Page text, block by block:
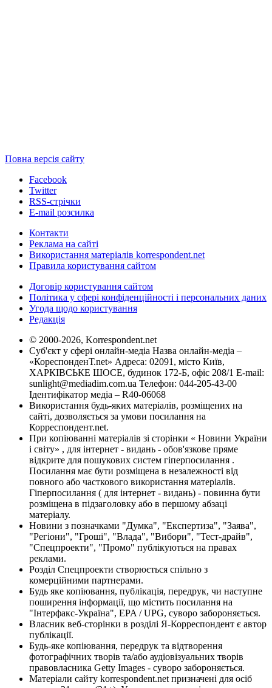
Повна версія сайту
Facebook
Twitter
RSS-стрічки
E-mail розсилка
Контакти
Реклама на сайті
Використання матеріалів korrespondent.net
Правила користування сайтом
Договір користування сайтом
Політика у сфері конфіденційності і персональних даних
Угода щодо користування
Редакція
© 2000-2026, Korrespondent.net
Суб'єкт у сфері онлайн-медіа Назва онлайн-медіа –
«КореспонденТ.net» Адреса: 02091, місто Київ,
ХАРКІВСЬКЕ ШОСЕ, будинок 172-Б, офіс 208/1 E-mail:
sunlight@mediadim.com.ua Телефон: 044-205-43-00
Ідентифікатор медіа – R40-06068
Використання будь-яких матеріалів, розміщених на
сайті, дозволяється за умови посилання на
Корреспондент.net.
При копіюванні матеріалів зі сторінки « Новини України
і світу» , для інтернет - видань - обов'язкове пряме
відкрите для пошукових систем гіперпосилання .
Посилання має бути розміщена в незалежності від
повного або часткового використання матеріалів.
Гіперпосилання ( для інтернет - видань) - повинна бути
розміщена в підзаголовку або в першому абзаці
матеріалу.
Новини з позначками "Думка", "Експертиза", "Заява",
"Регіони", "Гроші", "Влада", "Вибори", "Тест-драйв",
"Спецпроекти", "Промо" публікуються на правах
реклами.
Розділ Спецпроекти створюється спільно з
комерційними партнерами.
Будь яке копіювання, публікація, передрук, чи наступне
поширення інформації, що містить посилання на
"Інтерфакс-Україна", EPA / UPG, суворо забороняється.
Власник веб-сторінки в розділі Я-Корреспондент є автор
публікації.
Будь-яке копіювання, передрук та відтворення
фотографічних творів та/або аудіовізуальних творів
правовласника Getty Images - суворо забороняється.
Матеріали сайту korrespondent.net призначені для осіб